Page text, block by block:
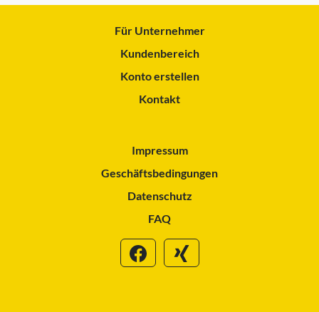
Für Unternehmer
Kundenbereich
Konto erstellen
Kontakt
Impressum
Geschäftsbedingungen
Datenschutz
FAQ